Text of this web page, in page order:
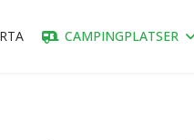
CAMPINGPLATSER